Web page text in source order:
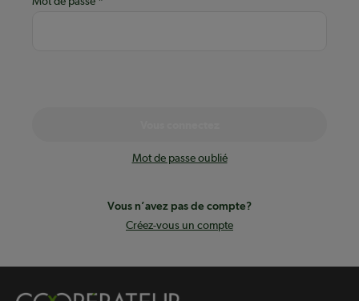
Mot de passe oublié
Vous n’avez pas de compte?
Créez-vous un compte